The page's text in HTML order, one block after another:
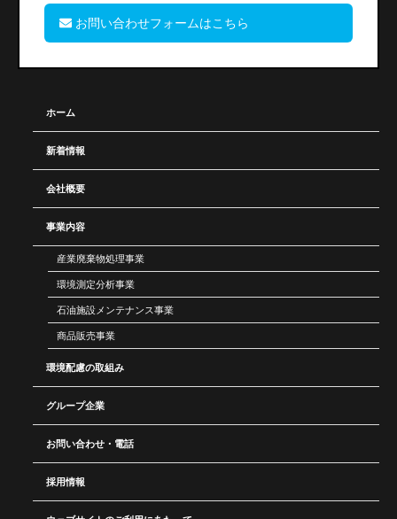
お問い合わせフォームはこちら
ホーム
新着情報
会社概要
事業内容
産業廃棄物処理事業
環境測定分析事業
石油施設メンテナンス事業
商品販売事業
環境配慮の取組み
グループ企業
お問い合わせ・電話
採用情報